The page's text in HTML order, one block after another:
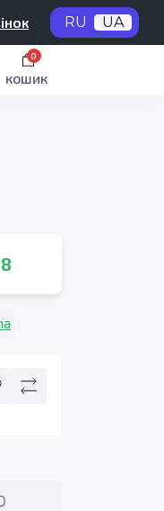
RU UA
кошик
0